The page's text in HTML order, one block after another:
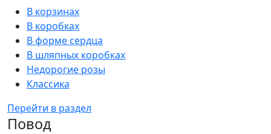
В корзинах
В коробках
В форме сердца
В шляпных коробках
Недорогие розы
Классика
Перейти в раздел
Повод